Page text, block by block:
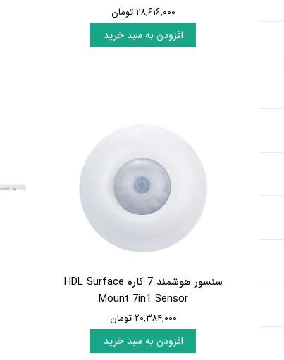
۲۸,۶۱۶,۰۰۰ تومان
افزودن به سبد خرید
سنسور هوشمند 7 کاره HDL Surface
Mount 7in1 Sensor
۲۰,۳۸۴,۰۰۰ تومان
افزودن به سبد خرید